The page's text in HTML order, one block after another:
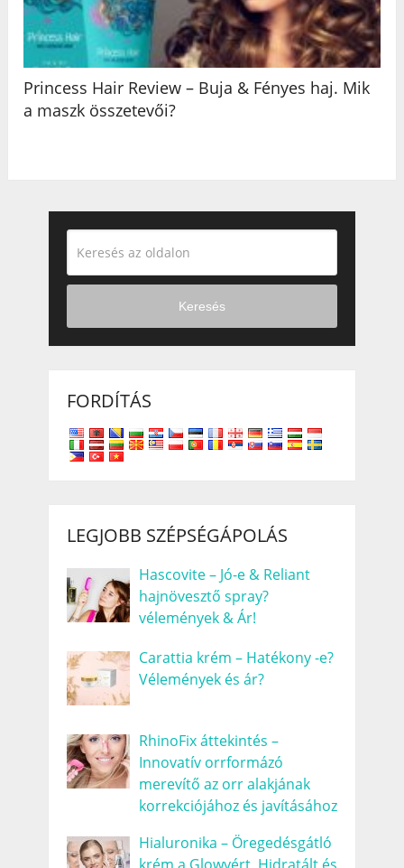
Princess Hair Review – Buja & Fényes haj. Mik
a maszk összetevői?
Keresés
FORDÍTÁS
LEGJOBB SZÉPSÉGÁPOLÁS
Hascovite – Jó-e & Reliant
hajnövesztő spray?
vélemények & Ár!
Carattia krém – Hatékony -e?
Vélemények és ár?
RhinoFix áttekintés –
Innovatív orrformázó
merevítő az orr alakjának
korrekciójához és javításához
Hialuronika – Öregedésgátló